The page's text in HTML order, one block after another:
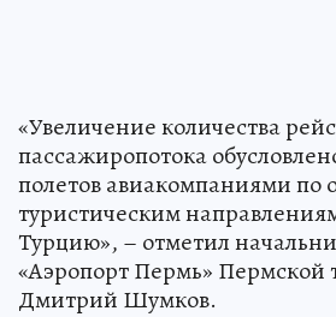
«Увеличение количества
пассажиропотока
полетов авиакомпаниями по
туристическим
Турцию», – отметил
«Аэропорт Пермь»
Дмитрий Шумков.